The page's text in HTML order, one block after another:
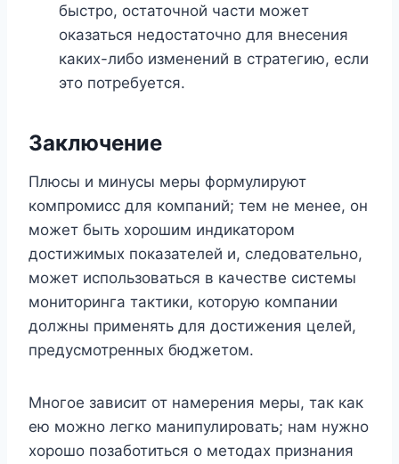
быстро, остаточной части может
оказаться недостаточно для внесения
каких-либо изменений в стратегию, если
это потребуется.
Заключение
Плюсы и минусы меры формулируют
компромисс для компаний; тем не менее, он
может быть хорошим индикатором
достижимых показателей и, следовательно,
может использоваться в качестве системы
мониторинга тактики, которую компании
должны применять для достижения целей,
предусмотренных бюджетом.
Многое зависит от намерения меры, так как
ею можно легко манипулировать; нам нужно
хорошо позаботиться о методах признания